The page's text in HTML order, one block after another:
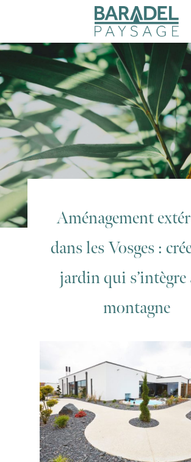
Aménagement
dans les Vosges :
jardin qui s’intègre
montagne